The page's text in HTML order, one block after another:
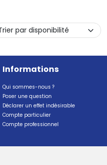
Informations
Qui sommes-nous ?
Poser une question
Déclarer un effet indésirable
Compte particulier
Compte professionnel